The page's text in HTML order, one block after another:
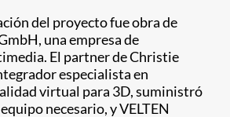
del proyecto fue obra de
una empresa de
El partner de Christie
especialista en
virtual para 3D, suministró
necesario, y VELTEN